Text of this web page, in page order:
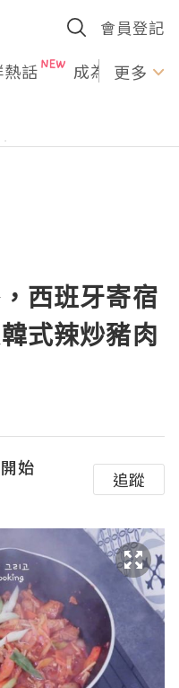
會員登記
話 成為U更多
西班牙寄宿
式辣炒豬肉
始
追蹤